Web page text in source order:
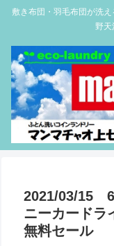
敷き布団・羽毛布団が洗
野
2021/03/15 6
ニーカードラ
無料セール